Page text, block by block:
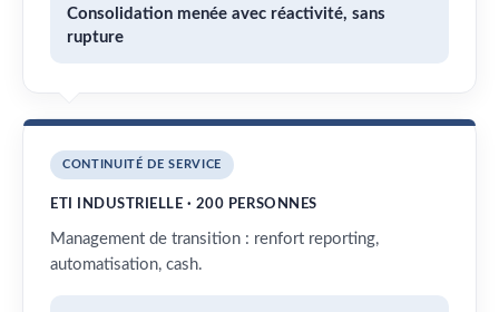
Consolidation menée avec réactivité, sans
rupture
CONTINUITÉ DE SERVICE
ETI INDUSTRIELLE · 200 PERSONNES
Management de transition : renfort reporting,
automatisation, cash.